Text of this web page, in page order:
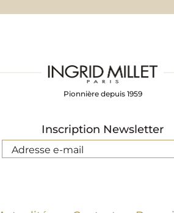
Pionnière depuis 1959
Inscription Newsletter
Adresse e-mail